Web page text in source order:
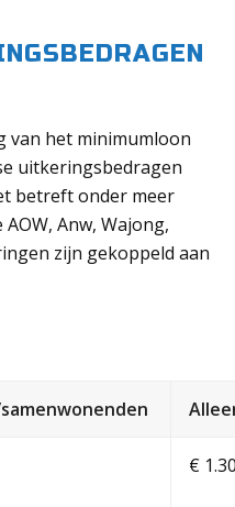
van het minimumloon
uitkeringsbedragen
betreft onder meer
Anw, Wajong,
zijn gekoppeld aan
€